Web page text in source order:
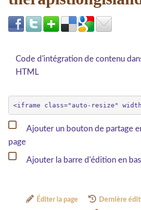
Code d'intégration de contenu
HTML
Ajouter un bouton de partage
page
Ajouter la barre d'édition en
Éditer la page Dernière